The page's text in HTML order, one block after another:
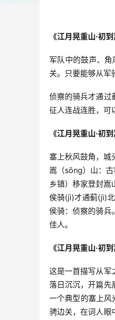
《江月晃重山·初
军队中的鼓声、
关。只要能够从军
侦察的骑兵才通过
征人连战连胜，可
《江月晃重山·初
塞上秋风鼓角，城
嵩（sōng）山：
乡镇）移家登封嵩
侯骑(jì)才通蓟(jì)
侯骑：侦察的骑兵
佳人。
《江月晃重山·初
这是一首描写从军
落日沉沉，开篇先
一个典型的塞上风
骋边关，在词人眼